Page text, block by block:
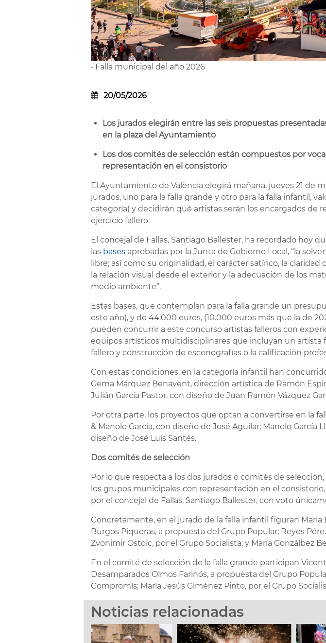
• Falla municipal del año 2026
20/05/2026
Los jurados elegirán entre las seis propuestas
en la plaza del Ayuntamiento
Los dos comités de selección están compuestos por
representación en el consistorio
El Ayuntamiento de València elegirá mañana, jueves 21 de
jurados, uno para la falla grande y otro para la falla infantil,
categoría) y decidirán qué artistas serán los encargados
ejercicio fallero.
El concejal de Fallas, Santiago Ballester, ha recordado hoy
las bases aprobadas por la Junta de Gobierno Local, “la
libre; así como su originalidad, el carácter satírico, la
la relación visual desde el exterior y la adecuación de los
medio ambiente”.
Estas bases, que contemplan para la falla grande un
este año), y de 44.000 euros, (10.000 euros más que la de
pueden concurrir a este concurso artistas falleros con
equipos artísticos multidisciplinares que incluyan un artista
fallero y construcción de escenografías o la calificación
Con estas condiciones, en la categoría infantil han
Gema Márquez Benavent, dirección artística de Ramón
Julián García Pastor, con diseño de Juan Ramón Vázquez
Por otra parte, los proyectos que optan a convertirse en la
& Manolo García, con diseño de José Aguilar; Manolo García
diseño de José Luís Santés.
Dos comités de selección
Por lo que respecta a los dos jurados o comités de
los grupos municipales con representación en el
por el concejal de Fallas, Santiago Ballester, con voto
Concretamente, en el jurado de la falla infantil figuran María
Burgos Piqueras, a propuesta del Grupo Popular; Reyes
Zvonimir Ostoic, por el Grupo Socialista; y María Gonzálbez
En el comité de selección de la falla grande participan
Desamparados Olmos Farinós, a propuesta del Grupo
Compromís; María Jesús Giménez Pinto, por el Grupo
Noticias relacionadas